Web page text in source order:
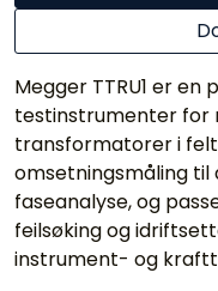
Megger TTRU1 er
testinstrumenter for
transformatorer i
omsetningsmåling
faseanalyse, og
feilsøking og
instrument- og